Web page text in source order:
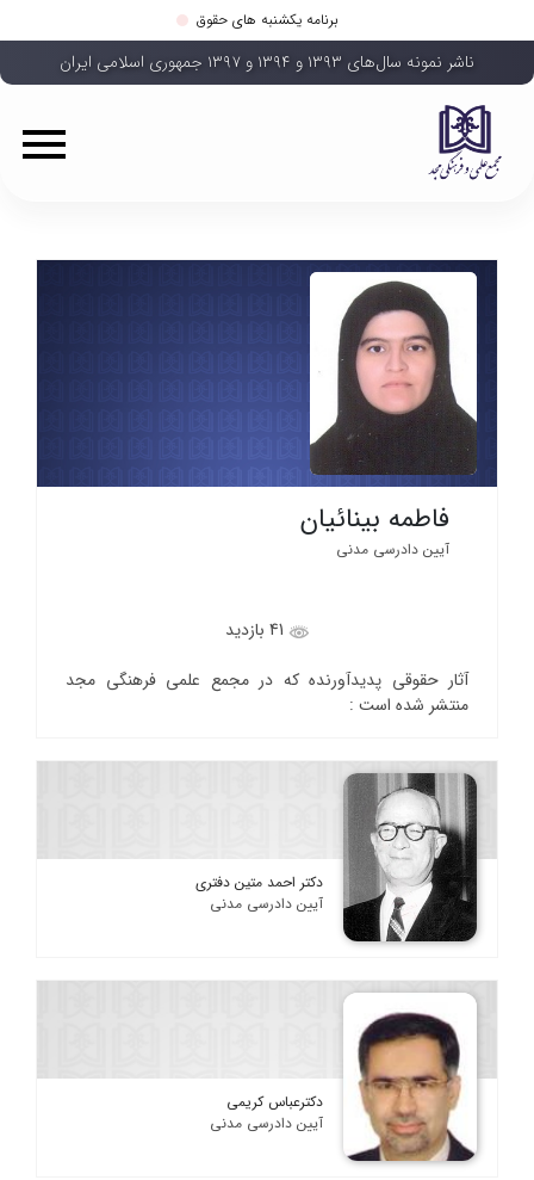
برنامه یکشنبه های حقوق
ناشر نمونه سال‌های ۱۳۹۳ و ۱۳۹۴ و ۱۳۹۷ جمهوری اسلامی ایران
فاطمه بینائیان
آیین دادرسی مدنی
آثار حقوقی پدیدآورنده که در مجمع علمی فرهنگی مجد
منتشر شده است :
دکتر احمد متین دفتری
آیین دادرسی مدنی
دکترعباس کریمی
آیین دادرسی مدنی